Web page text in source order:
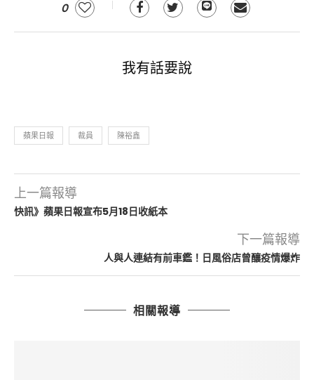
0
我有話要說
蘋果日報 裁員 陳裕鑫
上一篇報導
快訊》蘋果日報宣布5月18日收紙本
下一篇報導
人與人連結有前車鑑！日風俗店曾釀疫情爆炸
相關報導